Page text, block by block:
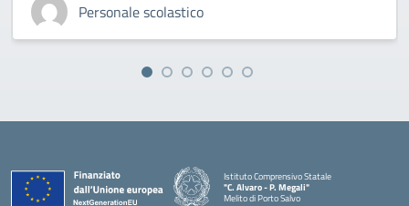
Personale scolastico
Istituto Comprensivo Statale
"C. Alvaro - P. Megali"
Melito di Porto Salvo